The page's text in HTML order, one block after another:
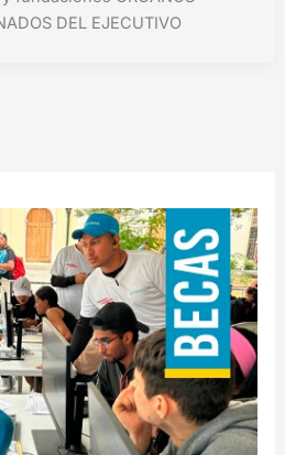
DEL EJECUTIVO